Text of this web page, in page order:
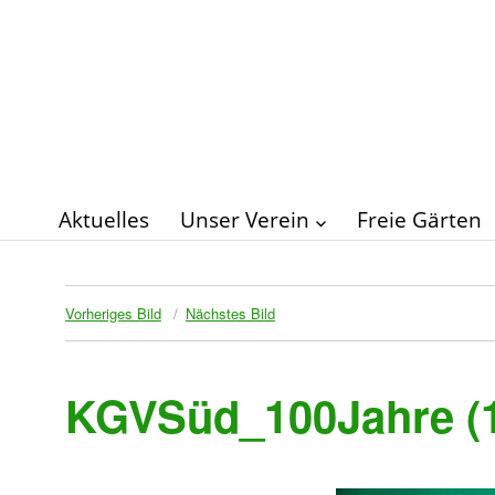
Aktuelles Unser Verein Freie Gärten
Vorheriges Bild Nächstes Bild
KGVSüd_100Jahre